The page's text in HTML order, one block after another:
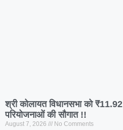
श्री कोलायत विधानसभा को
परियोजनाओं की सौगात !!
August 7, 2026 No Comments